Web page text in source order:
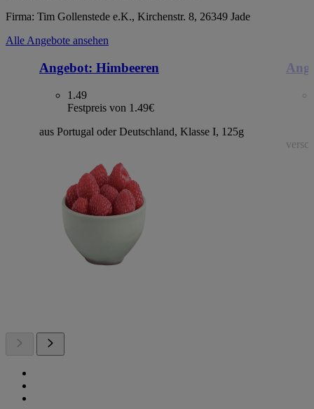
Firma: Tim Gollenstede e.K., Kirchenstr. 8, 26349 Jade
Alle Angebote ansehen
Angebot: Himbeeren
1.49
Festpreis von 1.49€
aus Portugal oder Deutschland, Klasse I, 125g